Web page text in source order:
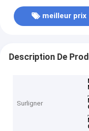
meilleur prix
Description De
Surligner
,
,